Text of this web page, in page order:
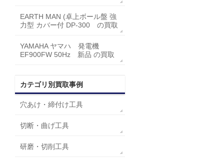
EARTH MAN (卓上ボール盤 強
力型 カバー付 DP-300 の買取
YAMAHA ヤマハ 発電機
EF900FW 50Hz 新品 の買取
カテゴリ別買取事例
穴あけ・締付け工具
切断・曲げ工具
研磨・切削工具